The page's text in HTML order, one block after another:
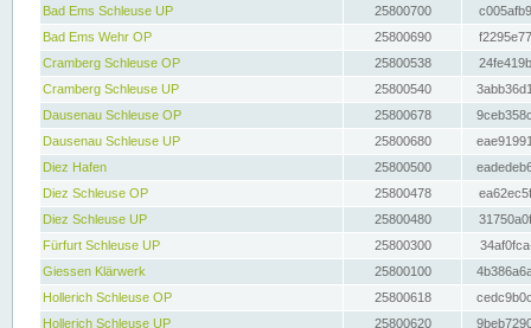
Bad Ems Schleuse UP
25800700
Bad Ems Wehr OP
25800690
Cramberg Schleuse OP
25800538
Cramberg Schleuse UP
25800540
Dausenau Schleuse OP
25800678
Dausenau Schleuse UP
25800680
Diez Hafen
25800500
Diez Schleuse OP
25800478
Diez Schleuse UP
25800480
Fürfurt Schleuse UP
25800300
Giessen Klärwerk
25800100
Hollerich Schleuse OP
25800618
Hollerich Schleuse UP
25800620